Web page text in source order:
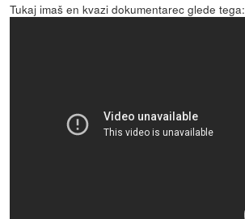
Tukaj imaš en kvazi dokumentarec glede tega: